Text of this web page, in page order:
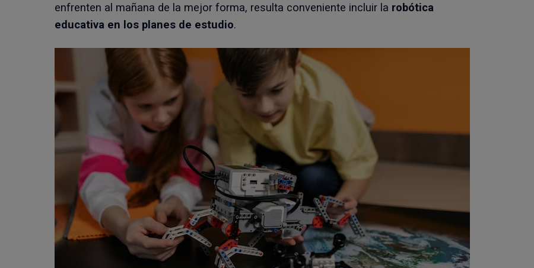
enfrenten al mañana de la mejor forma, resulta conveniente incluir la robótica
educativa en los planes de estudio.